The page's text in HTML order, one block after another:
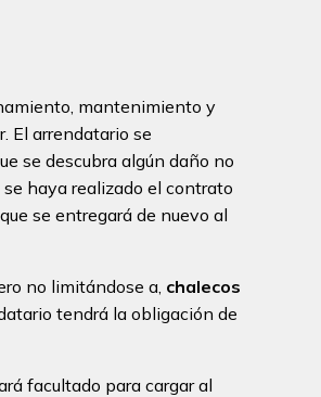
mantenimiento y
El arrendatario se
se descubra algún daño no
haya realizado el contrato
se entregará de nuevo al
no limitándose a, chalecos
tendrá la obligación de
facultado para cargar al